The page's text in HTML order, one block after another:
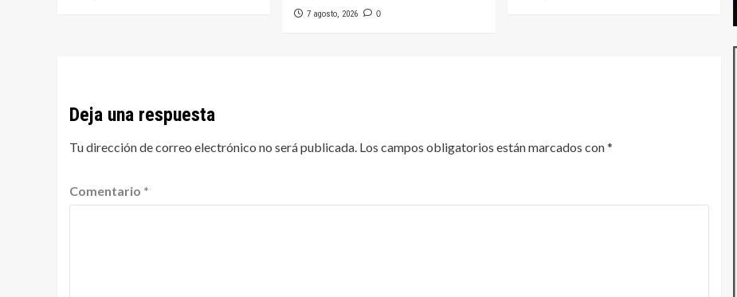
7 agosto, 2026 0
Deja una respuesta
Tu dirección de correo electrónico no será publicada. Los campos obligatorios están marcados con*
Comentario *